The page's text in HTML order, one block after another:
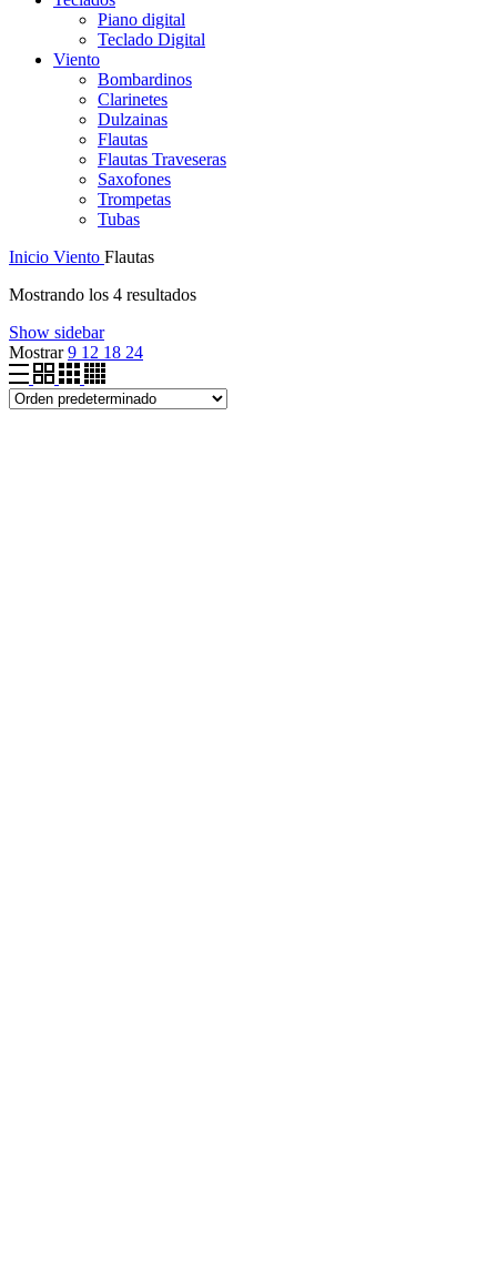
Piano digital
Teclado Digital
Viento
Bombardinos
Clarinetes
Dulzainas
Flautas
Flautas Traveseras
Saxofones
Trompetas
Tubas
Inicio Viento Flautas
Mostrando los 4 resultados
Show sidebar
Mostrar9 12 18 24